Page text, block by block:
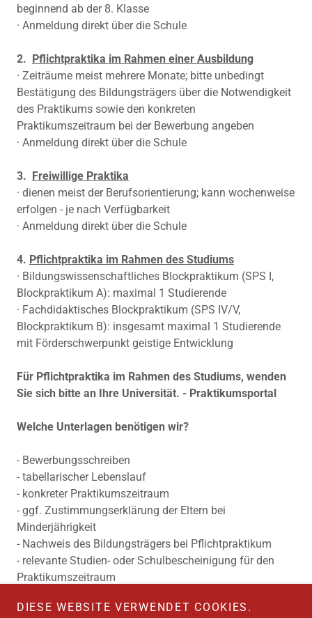
beginnend ab der 8. Klasse
· Anmeldung direkt über die Schule
2.
Pflichtpraktika im Rahmen einer Ausbildung
· Zeiträume meist mehrere Monate; bitte unbedingt
Bestätigung des Bildungsträgers über die Notwendigkeit
des Praktikums sowie den konkreten
Praktikumszeitraum bei der Bewerbung angeben
· Anmeldung direkt über die Schule
3.
Freiwillige Praktika
· dienen meist der Berufsorientierung; kann wochenweise
erfolgen - je nach Verfügbarkeit
· Anmeldung direkt über die Schule
4. Pflichtpraktika im Rahmen des Studiums
· Bildungswissenschaftliches Blockpraktikum (SPS I,
Blockpraktikum A): maximal 1 Studierende
· Fachdidaktisches Blockpraktikum (SPS IV/V,
Blockpraktikum B): insgesamt maximal 1 Studierende
mit Förderschwerpunkt geistige Entwicklung
Für Pflichtpraktika im Rahmen des Studiums, wenden
Sie sich bitte an Ihre Universität. - Praktikumsportal
Welche Unterlagen benötigen wir?
- Bewerbungsschreiben
- tabellarischer Lebenslauf
- konkreter Praktikumszeitraum
- ggf. Zustimmungserklärung der Eltern bei
Minderjährigkeit
- Nachweis des Bildungsträgers bei Pflichtpraktikum
- relevante Studien- oder Schulbescheinigung für den
Praktikumszeitraum
Adresse:mvr@schulen-zwickau.de
DIESE WEBSITE VERWENDET COOKIES.